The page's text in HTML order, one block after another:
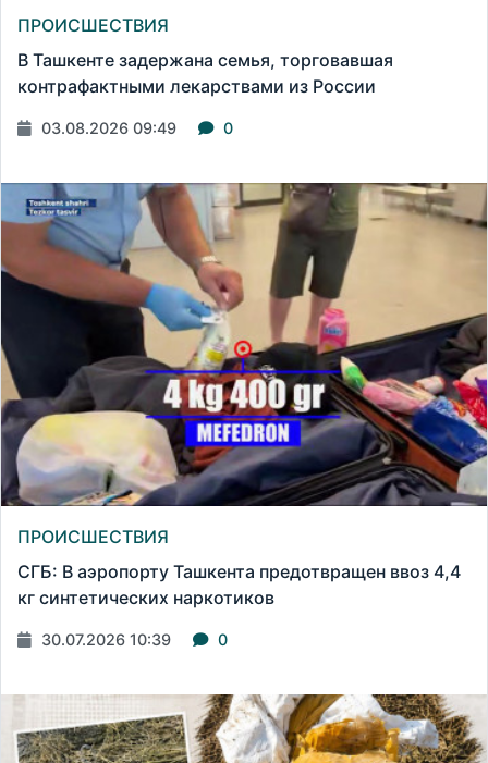
ПРОИСШЕСТВИЯ
В Ташкенте задержана семья, торговавшая
контрафактными лекарствами из России
03.08.2026 09:49 0
ПРОИСШЕСТВИЯ
СГБ: В аэропорту Ташкента предотвращен ввоз 4,4
кг синтетических наркотиков
30.07.2026 10:39 0